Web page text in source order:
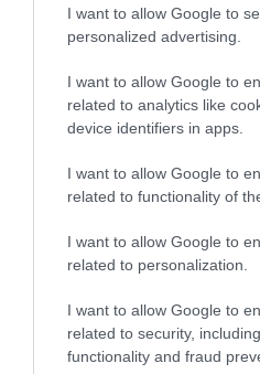
I want to allow Google to
personalized advertising.
I want to allow Google to
related to analytics like
device identifiers in apps.
I want to allow Google to
related to functionality of
I want to allow Google to
related to personalization.
I want to allow Google to
related to security,
functionality and fraud
Πυροσβεστών για την
που γέλασε στη φωτιά
04.08.2026 | 12:02